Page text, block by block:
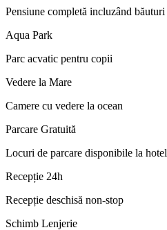
Pensiune completă incluzând băuturi
Aqua Park
Parc acvatic pentru copii
Vedere la Mare
Camere cu vedere la ocean
Parcare Gratuită
Locuri de parcare disponibile la hotel
Recepție 24h
Recepție deschisă non-stop
Schimb Lenjerie